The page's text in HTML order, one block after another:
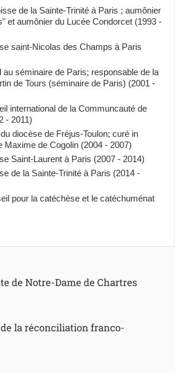
de la Sainte-Trinité à Paris ; aumônier
et aumônier du Lucée Condorcet (1993 -
saint-Nicolas des Champs à Paris
au séminaire de Paris; responsable de la
de Tours (séminaire de Paris) (2001 -
international de la Communcauté de
- 2011)
diocèse de Fréjus-Toulon; curé in
Maxime de Cogolin (2004 - 2007)
Saint-Laurent à Paris (2007 - 2014)
de la Sainte-Trinité à Paris (2014 -
pour la catéchèse et le catéchuménat
de Notre-Dame de Chartres
la réconciliation franco-